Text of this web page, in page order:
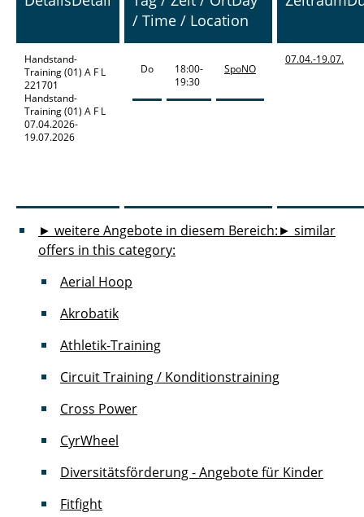
/ Time / Location
Handstand-
Training(01) A F L
221701
Handstand-
Training (01) A F L
07.04.2026-
19.07.2026
Do
18:00-
19:30
SpoNO
07.04.-19.07.
► weitere Angebote in diesem Bereich:► similar
offers in this category:
Aerial Hoop
Akrobatik
Athletik-Training
Circuit Training / Konditionstraining
Cross Power
CyrWheel
Diversitätsförderung - Angebote für Kinder
Fitfight